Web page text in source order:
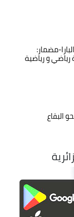
مضمار:
و رياضية